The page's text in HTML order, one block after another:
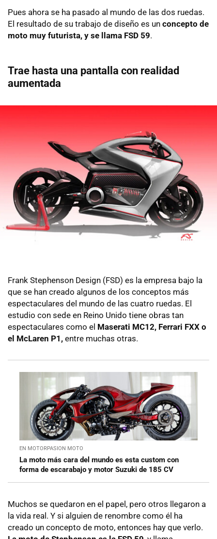
Pues ahora se ha pasado al mundo de las dos ruedas.
El resultado de su trabajo de diseño es un concepto de
moto muy futurista, y se llama FSD 59.
Trae hasta una pantalla con realidad
aumentada
Frank Stephenson Design (FSD) es la empresa bajo la
que se han creado algunos de los conceptos más
espectaculares del mundo de las cuatro ruedas. El
estudio con sede en Reino Unido tiene obras tan
espectaculares como el Maserati MC12, Ferrari FXX o
el McLaren P1, entre muchas otras.
EN MOTORPASION MOTO
La moto más cara del mundo es esta custom con
forma de escarabajo y motor Suzuki de 185 CV
Muchos se quedaron en el papel, pero otros llegaron a
la vida real. Y si alguien de renombre como él ha
creado un concepto de moto, entonces hay que verlo.